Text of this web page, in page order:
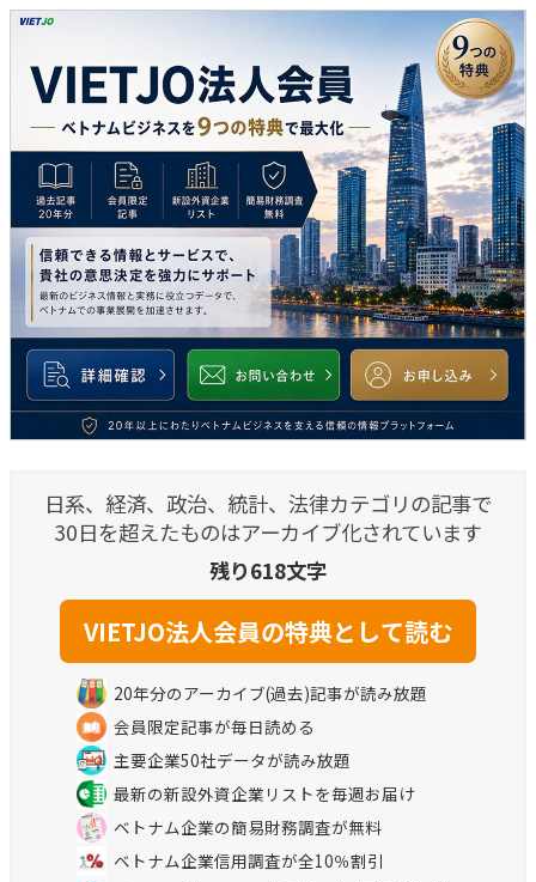
日系、経済、政治、統計、法律カテゴリの記事で
30日を超えたものはアーカイブ化されています
残り618文字
20年分のアーカイブ(過去)記事が読み放題
会員限定記事が毎日読める
主要企業50社データが読み放題
最新の新設外資企業リストを毎週お届け
ベトナム企業の簡易財務調査が無料
ベトナム企業信用調査が全10％割引